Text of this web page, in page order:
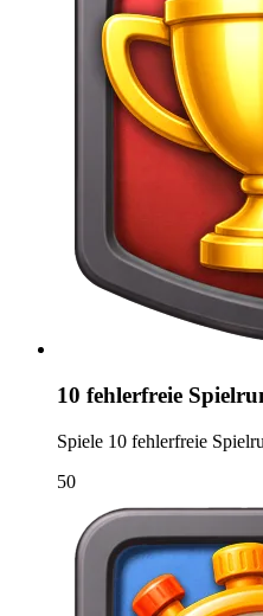
10 fehlerfreie
Spiele 10 fehlerfreie
50